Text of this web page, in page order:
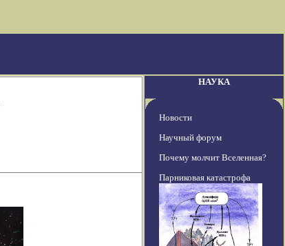
НАУКА
Новости
Научный форум
Почему молчит Вселенная?
Парниковая катастрофа